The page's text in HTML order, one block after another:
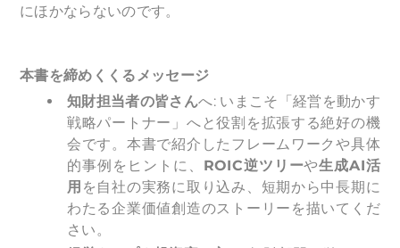
にほかならないのです。
本書を締めくくるメッセージ
知財担当者の皆さんへ: いまこそ「経営を動かす
戦略パートナー」へと役割を拡張する絶好の機
会です。本書で紹介したフレームワークや具体
的事例をヒントに、 ROIC逆ツリーや生成AI活
用 を自社の実務に取り込み、短期から中長期に
わたる企業価値創造のストーリーを描いてくだ
さい。